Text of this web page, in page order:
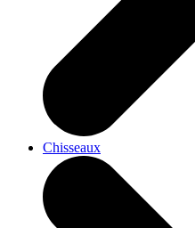
Chisseaux